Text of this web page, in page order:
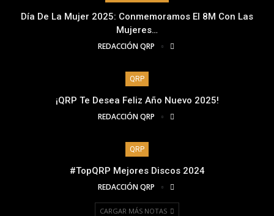
Día De La Mujer 2025: Conmemoramos El 8M Con Las
Mujeres…
REDACCIÓN QRP
QRP
¡QRP Te Desea Feliz Año Nuevo 2025!
REDACCIÓN QRP
QRP
#TopQRP Mejores Discos 2024
REDACCIÓN QRP
CARGAR MÁS NOTAS